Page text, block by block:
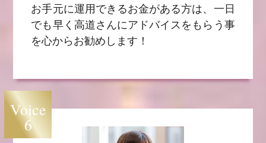
お手元に運用できるお金がある方は、一日
でも早く高道さんにアドバイスをもらう事
を心からお勧めします！
Voice
6